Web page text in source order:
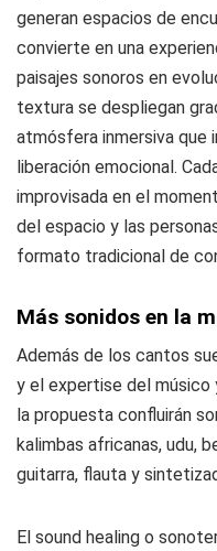
generan espacios de
convierte en una
paisajes sonoros en
textura se despliegan
atmósfera inmersiva que
liberación emocional.
improvisada en el
del espacio y las
formato tradicional de
Más sonidos en la
Además de los cantos
y el expertise del músico
la propuesta confluirán
kalimbas africanas, udu,
guitarra, flauta y
El sound healing o